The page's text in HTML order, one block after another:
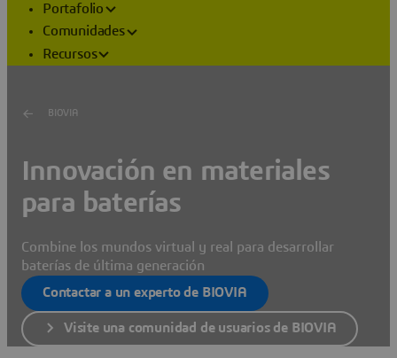
Portafolio
Comunidades
Recursos
BIOVIA
Innovación en materiales
para baterías
Combine los mundos virtual y real para desarrollar
baterías de última generación
Contactar a un experto de BIOVIA
Visite una comunidad de usuarios de BIOVIA